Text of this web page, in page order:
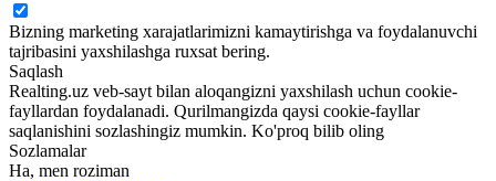
Bizning marketing xarajatlarimizni kamaytirishga va foydalanuvchi
tajribasini yaxshilashga ruxsat bering.
Saqlash
Realting.uz veb-sayt bilan aloqangizni yaxshilash uchun cookie-
fayllardan foydalanadi. Qurilmangizda qaysi cookie-fayllar
saqlanishini sozlashingiz mumkin. Ko'proq bilib oling
Sozlamalar
Ha, men roziman